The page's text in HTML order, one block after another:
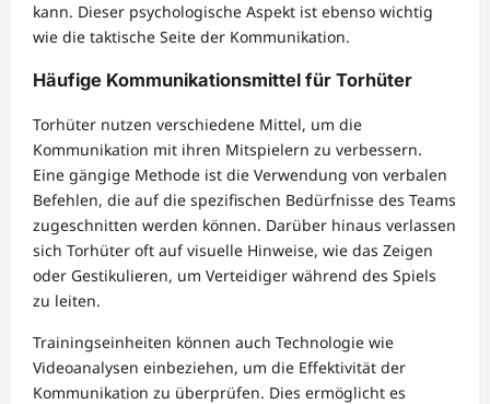
kann. Dieser psychologische Aspekt ist ebenso wichtig
wie die taktische Seite der Kommunikation.
Häufige Kommunikationsmittel für Torhüter
Torhüter nutzen verschiedene Mittel, um die
Kommunikation mit ihren Mitspielern zu verbessern.
Eine gängige Methode ist die Verwendung von verbalen
Befehlen, die auf die spezifischen Bedürfnisse des Teams
zugeschnitten werden können. Darüber hinaus verlassen
sich Torhüter oft auf visuelle Hinweise, wie das Zeigen
oder Gestikulieren, um Verteidiger während des Spiels
zu leiten.
Trainingseinheiten können auch Technologie wie
Videoanalysen einbeziehen, um die Effektivität der
Kommunikation zu überprüfen. Dies ermöglicht es